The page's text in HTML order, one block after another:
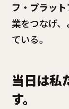
フ・プラッ
業をつなげ
ている。
当日は私
す。